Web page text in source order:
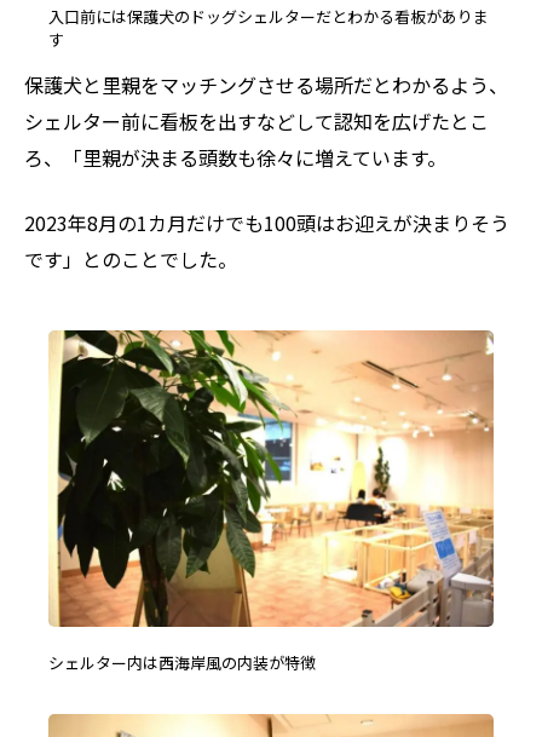
入口前には保護犬のドッグシェルターだとわかる看板がありま
す
保護犬と里親をマッチングさせる場所だとわかるよう、
シェルター前に看板を出すなどして認知を広げたとこ
ろ、「里親が決まる頭数も徐々に増えています。
2023年8月の1カ月だけでも100頭はお迎えが決まりそう
です」とのことでした。
シェルター内は西海岸風の内装が特徴